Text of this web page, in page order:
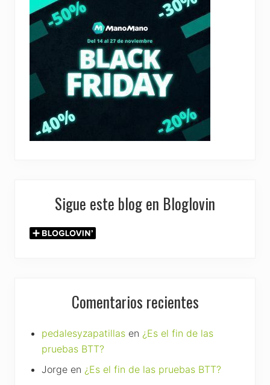
Sigue este blog en Bloglovin
Comentarios recientes
pedalesyzapatillas en ¿Es el fin de las
pruebas BTT?
Jorge en ¿Es el fin de las pruebas BTT?